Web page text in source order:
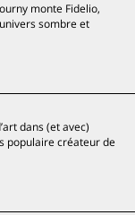
monte Fidelio,
sombre et
dans (et avec)
populaire créateur de